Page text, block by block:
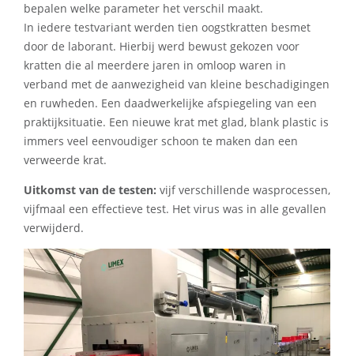
bepalen welke parameter het verschil maakt.
In iedere testvariant werden tien oogstkratten besmet
door de laborant. Hierbij werd bewust gekozen voor
kratten die al meerdere jaren in omloop waren in
verband met de aanwezigheid van kleine beschadigingen
en ruwheden. Een daadwerkelijke afspiegeling van een
praktijksituatie. Een nieuwe krat met glad, blank plastic is
immers veel eenvoudiger schoon te maken dan een
verweerde krat.
Uitkomst van de testen: vijf verschillende wasprocessen,
vijfmaal een effectieve test. Het virus was in alle gevallen
verwijderd.